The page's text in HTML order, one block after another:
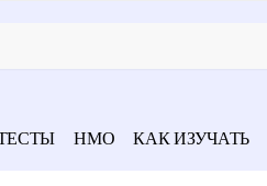
НМО КАК ИЗУЧАТЬ